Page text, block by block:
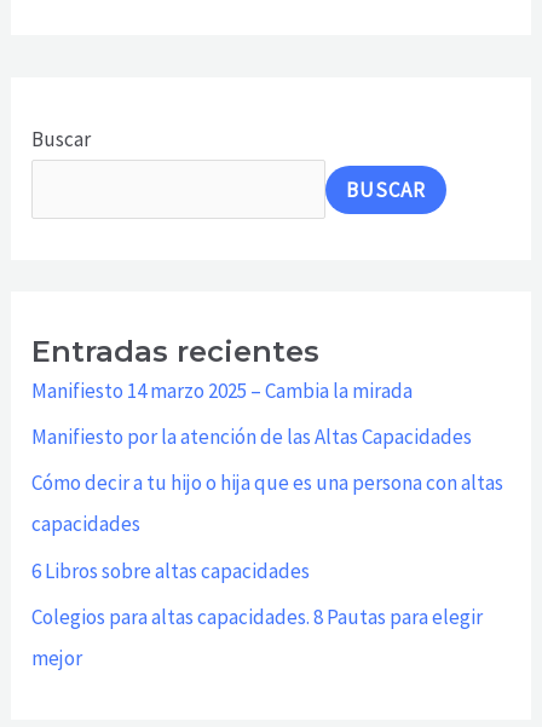
Buscar
BUSCAR
Entradas recientes
Manifiesto 14 marzo 2025 – Cambia la mirada
Manifiesto por la atención de las Altas Capacidades
Cómo decir a tu hijo o hija que es una persona con altas
capacidades
6 Libros sobre altas capacidades
Colegios para altas capacidades. 8 Pautas para elegir
mejor